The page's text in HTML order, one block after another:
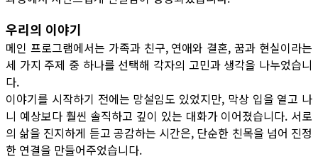
우리의 이야기
메인 프로그램에서는 가족과 친구, 연애와 결혼, 꿈과 현실이라는
세 가지 주제 중 하나를 선택해 각자의 고민과 생각을 나누었습니
다.
이야기를 시작하기 전에는 망설임도 있었지만, 막상 입을 열고 나
니 예상보다 훨씬 솔직하고 깊이 있는 대화가 이어졌습니다. 서로
의 삶을 진지하게 듣고 공감하는 시간은, 단순한 친목을 넘어 진정
한 연결을 만들어주었습니다.